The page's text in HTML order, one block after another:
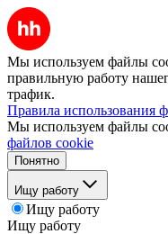
Мы используем файлы
правильную работу
трафик.
Правила использования
Мы используем файлы
файлов cookie
Понятно
Ищу работу
Ищу работу
Ищу работу